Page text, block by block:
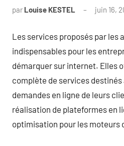
par Louise KESTEL juin 16,
Les services proposés par les
indispensables pour les
démarquer sur internet. Elles
complète de services
demandes en ligne de leurs
réalisation de plateformes en
optimisation pour les moteurs